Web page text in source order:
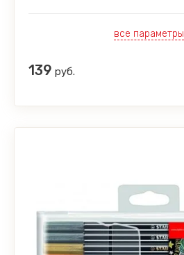
все параметры
139 руб.